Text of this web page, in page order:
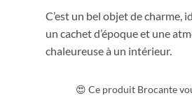
C’est un bel objet de charme,
un cachet d’époque et une
chaleureuse à un intérieur.
😍 Ce produit Brocante